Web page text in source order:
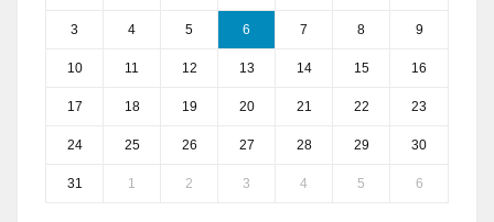
3 4 5 6 7 8 9
10 11 12 13 14 15 16
17 18 19 20 21 22 23
24 25 26 27 28 29 30
31 1 2 3 4 5 6